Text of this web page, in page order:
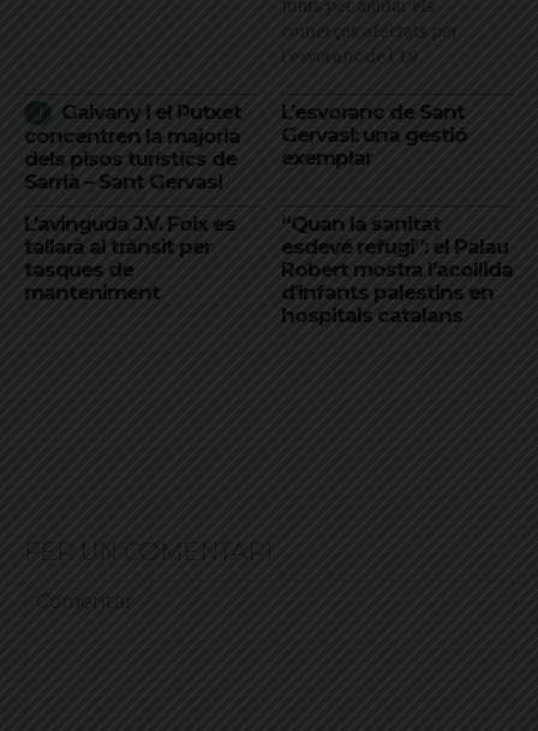
Junts per ajudar els
comerços afectats per
l'esvoranc de l'L9
Galvany i el Putxet
concentren la majoria
dels pisos turístics de
Sarrià – Sant Gervasi
L’esvoranc de Sant
Gervasi: una gestió
exemplar
L’avinguda J.V. Foix es
tallarà al trànsit per
tasques de
manteniment
“Quan la sanitat
esdevé refugi”: el Palau
Robert mostra l’acollida
d’infants palestins en
hospitals catalans
FER UN COMENTARI